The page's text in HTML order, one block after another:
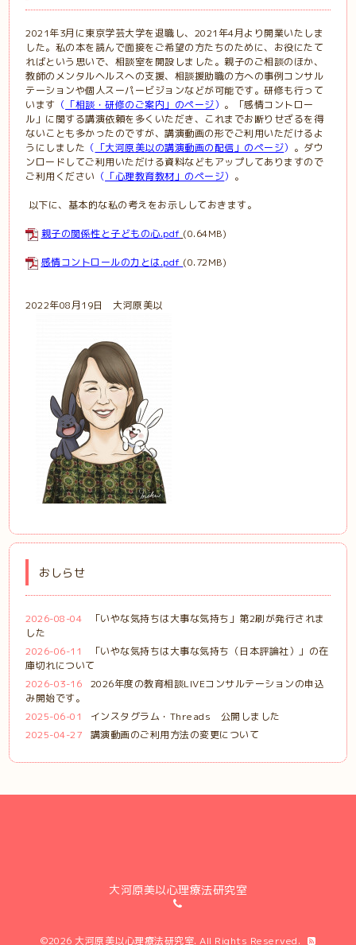
2021年3月に東京学芸大学を退職し、2021年4月より開業いたしま
した。私の本を読んで面接をご希望の方たちのために、お役にたて
ればという思いで、相談室を開設しました。親子のご相談のほか、
教師のメンタルヘルスへの支援、相談援助職の方への事例コンサル
テーションや個人スーパービジョンなどが可能です。研修も行って
います （ 「相談・研修のご案内」のページ） 。「感情コントロー
ル」に関する講演依頼を多くいただき、これまでお断りせざるを得
ないことも多かったのですが、講演動画の形でご利用いただけるよ
うにしました （ 「大河原美以の講演動画の配信」のページ） 。ダウ
ンロードしてご利用いただける資料などもアップしてありますので
ご利用ください （ 「心理教育教材」のページ） 。
以下に、基本的な私の考えをお示ししておきます。
親子の関係性と子どもの心.pdf (0.64MB)
感情コントロールの力とは.pdf (0.72MB)
2022年08月19日 大河原美以
おしらせ
2026-08-04
「いやな気持ちは大事な気持ち」第2刷が発行されま
した
2026-06-11
「いやな気持ちは大事な気持ち（日本評論社）」の在
庫切れについて
2026-03-16
2026年度の教育相談LIVEコンサルテーションの申込
み開始です。
2025-06-01
インスタグラム・Threads 公開しました
2025-04-27
講演動画のご利用方法の変更について
大河原美以心理療法研究室
©2026 大河原美以心理療法研究室. All Rights Reserved.